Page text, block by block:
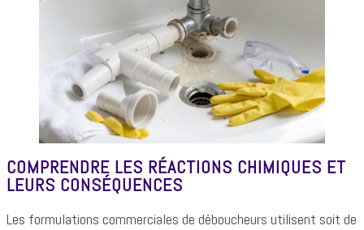
COMPRENDRE LES RÉACTIONS CHIMIQUES ET
LEURS CONSÉQUENCES
Les formulations commerciales de déboucheurs utilisent soit de